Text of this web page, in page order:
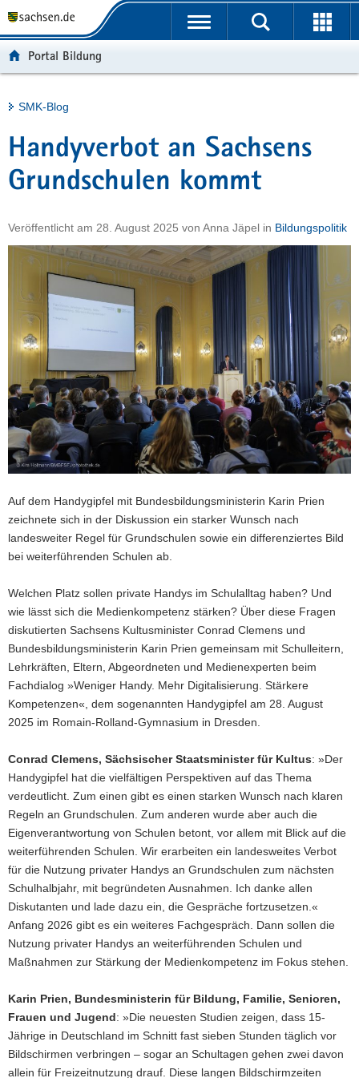
t
b
e
r
g
e
i
e
N
v
i
g
a
t
o
n
u
n
h
a
l
e
v
c
e
Portalübergreifende
Portal Bildung
Hauptinhalt
SMK-Blog
Handyverbot an Sachsens
Grundschulen kommt
Veröffentlicht am 28. August 2025 von Anna Jäpel in Bildungspolitik
Auf dem Handygipfel mit Bundesbildungsministerin Karin Prien
zeichnete sich in der Diskussion ein starker Wunsch nach
landesweiter Regel für Grundschulen sowie ein differenziertes Bild
bei weiterführenden Schulen ab.
Welchen Platz sollen private Handys im Schulalltag haben? Und
wie lässt sich die Medienkompetenz stärken? Über diese Fragen
diskutierten Sachsens Kultusminister Conrad Clemens und
Bundesbildungsministerin Karin Prien gemeinsam mit Schulleitern,
Lehrkräften, Eltern, Abgeordneten und Medienexperten beim
Fachdialog »Weniger Handy. Mehr Digitalisierung. Stärkere
Kompetenzen«, dem sogenannten Handygipfel am 28. August
2025 im Romain-Rolland-Gymnasium in Dresden.
Conrad Clemens, Sächsischer Staatsminister für Kultus: »Der
Handygipfel hat die vielfältigen Perspektiven auf das Thema
verdeutlicht. Zum einen gibt es einen starken Wunsch nach klaren
Regeln an Grundschulen. Zum anderen wurde aber auch die
Eigenverantwortung von Schulen betont, vor allem mit Blick auf die
weiterführenden Schulen. Wir erarbeiten ein landesweites Verbot
für die Nutzung privater Handys an Grundschulen zum nächsten
Schulhalbjahr, mit begründeten Ausnahmen. Ich danke allen
Diskutanten und lade dazu ein, die Gespräche fortzusetzen.«
Anfang 2026 gibt es ein weiteres Fachgespräch. Dann sollen die
Nutzung privater Handys an weiterführenden Schulen und
Maßnahmen zur Stärkung der Medienkompetenz im Fokus stehen.
Karin Prien, Bundesministerin für Bildung, Familie, Senioren,
Frauen und Jugend: »Die neuesten Studien zeigen, dass 15-
Jährige in Deutschland im Schnitt fast sieben Stunden täglich vor
Bildschirmen verbringen – sogar an Schultagen gehen zwei davon
allein für Freizeitnutzung drauf. Diese langen Bildschirmzeiten